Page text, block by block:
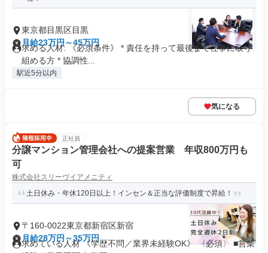
東京都目黒区目黒
月給23万円～45万円
求める人材: 《必須条件》 * 責任を持って最後まで仕事に取り
組める方 * 協調性...
駅近5分以内
気になる
正社員
分譲マンション管理会社への提案営業 年収800万円も
可
株式会社スリーヴイアメニティ
土日休み・年休120日以上！インセン＆正当な評価制度で昇給！
〒160-0022東京都新宿区新宿
月給28万円～35万円
求めている人材 《学歴不問／業界未経験OK》 〈必須〉 ■営業